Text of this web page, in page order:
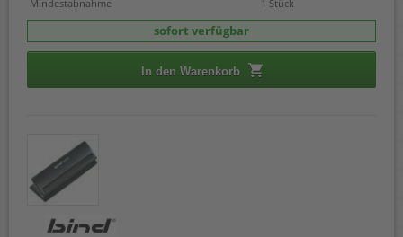
Mindestabnahme
1 Stück
sofort verfügbar
In den Warenkorb